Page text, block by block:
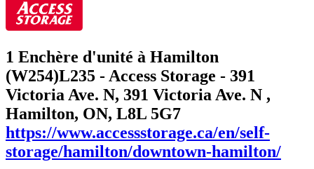
1 Enchère d'unité à Hamilton
(W254)L235 - Access Storage - 391
Victoria Ave. N, 391 Victoria Ave. N ,
Hamilton, ON, L8L 5G7
https://www.accessstorage.ca/en/self-
storage/hamilton/downtown-hamilton/